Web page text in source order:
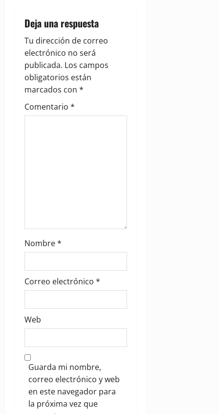
i
g
a
t
i
o
Deja una respuesta
Tu dirección de correo
electrónico no será
publicada. Los campos
obligatorios están
marcados con *
Comentario *
Nombre*
Correo electrónico *
Web
Guarda mi nombre,
correo electrónico y web
en este navegador para
la próxima vez que